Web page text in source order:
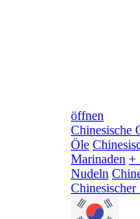
öffnen
Chinesische
Öle
Marinaden +
Nudeln
Chinesischer